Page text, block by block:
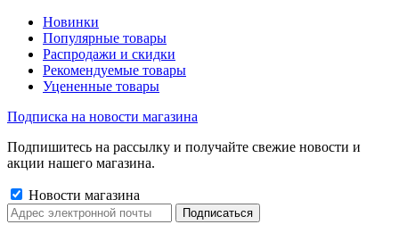
Новинки
Популярные товары
Распродажи и скидки
Рекомендуемые товары
Уцененные товары
Подписка на новости магазина
Подпишитесь на рассылку и получайте свежие новости и
акции нашего магазина.
Новости магазина